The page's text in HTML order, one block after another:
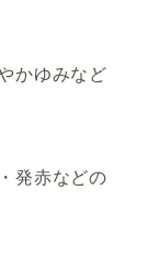
かゆみなど
発赤などの